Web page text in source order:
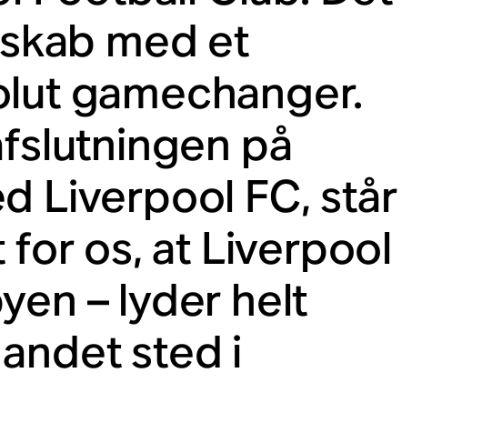
med et
gamechanger.
på
Liverpool FC, står
os, at Liverpool
– lyder helt
sted i